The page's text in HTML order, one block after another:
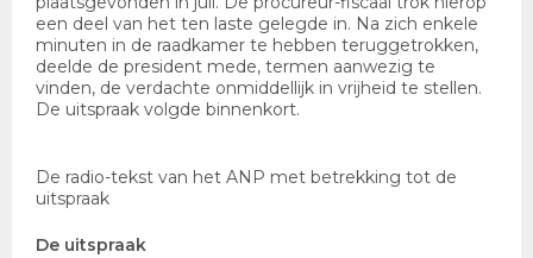
een deel van het ten laste gelegde in. Na zich enkele
minuten in de raadkamer te hebben teruggetrokken,
deelde de president mede, termen aanwezig te
vinden, de verdachte onmiddellijk in vrijheid te stellen.
De uitspraak volgde binnenkort.
De radio-tekst van het ANP met betrekking tot de
uitspraak
De uitspraak